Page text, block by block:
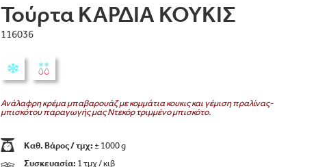
Τούρτα ΚΑΡΔΙΑ ΚΟΥΚΙΣ
116036
Ανάλαφρη κρέμα μπαβαρουάζ με κομμάτια κουκις και γέμιση πραλίνας-
μπισκότου παραγωγής μας Ντεκόρ τριμμένο μπισκότο.
Καθ. Βάρος / τμχ: ± 1000 g
Συσκευασία: 1 τμχ / κιβ